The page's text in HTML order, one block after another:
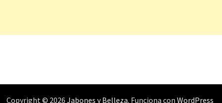
Copyright © 2026 Jabones y Belleza. Funciona con WordPress